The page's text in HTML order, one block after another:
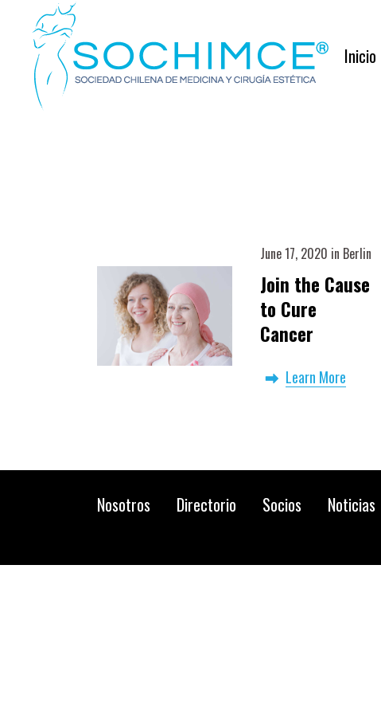
Inicio
June 17, 2020 in Berlin
Join the Cause
to Cure
Cancer
Learn More
Nosotros Directorio Socios Noticias